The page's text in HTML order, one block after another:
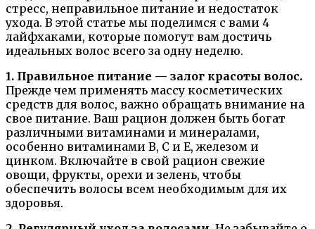
стресс, неправильное питание и недостаток
ухода. В этой статье мы поделимся с вами 4
лайфхаками, которые помогут вам достичь
идеальных волос всего за одну неделю.
1. Правильное питание — залог красоты волос.
Прежде чем применять массу косметических
средств для волос, важно обращать внимание на
свое питание. Ваш рацион должен быть богат
различными витаминами и минералами,
особенно витаминами В, C и E, железом и
цинком. Включайте в свой рацион свежие
овощи, фрукты, орехи и зелень, чтобы
обеспечить волосы всем необходимым для их
здоровья.